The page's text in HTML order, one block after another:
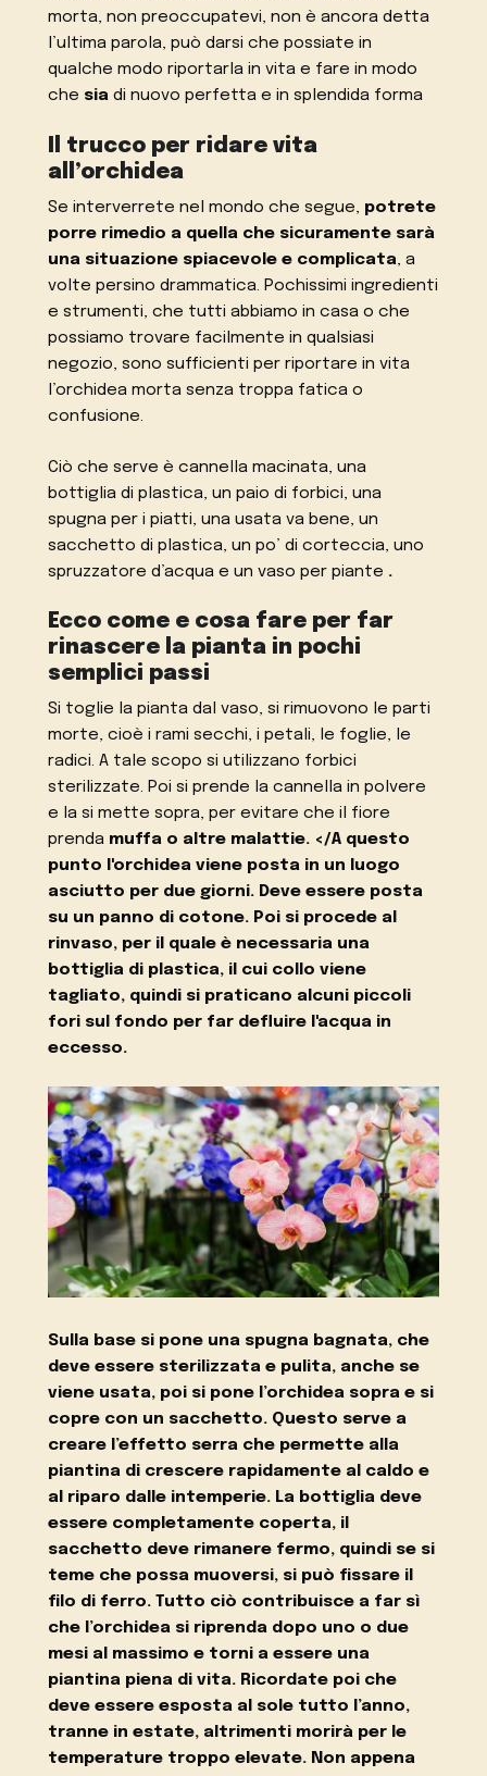
morta, non preoccupatevi, non è ancora detta
l’ultima parola, può darsi che possiate in
qualche modo riportarla in vita e fare in modo
che sia di nuovo perfetta e in splendida forma
Il trucco per ridare vita
all’orchidea
Se interverrete nel mondo che segue, potrete
porre rimedio a quella che sicuramente sarà
una situazione spiacevole e complicata, a
volte persino drammatica. Pochissimi ingredienti
e strumenti, che tutti abbiamo in casa o che
possiamo trovare facilmente in qualsiasi
negozio, sono sufficienti per riportare in vita
l’orchidea morta senza troppa fatica o
confusione.
Ciò che serve è cannella macinata, una
bottiglia di plastica, un paio di forbici, una
spugna per i piatti, una usata va bene, un
sacchetto di plastica, un po’ di corteccia, uno
spruzzatore d’acqua e un vaso per piante .
Ecco come e cosa fare per far
rinascere la pianta in pochi
semplici passi
Si toglie la pianta dal vaso, si rimuovono le parti
morte, cioè i rami secchi, i petali, le foglie, le
radici. A tale scopo si utilizzano forbici
sterilizzate. Poi si prende la cannella in polvere
e la si mette sopra, per evitare che il fiore
prenda muffa o altre malattie. </A questo
punto l'orchidea viene posta in un luogo
asciutto per due giorni. Deve essere posta
su un panno di cotone. Poi si procede al
rinvaso, per il quale è necessaria una
bottiglia di plastica, il cui collo viene
tagliato, quindi si praticano alcuni piccoli
fori sul fondo per far defluire l'acqua in
eccesso.
Sulla base si pone una spugna bagnata, che
deve essere sterilizzata e pulita, anche se
viene usata, poi si pone l’orchidea sopra e si
copre con un sacchetto. Questo serve a
creare l’effetto serra che permette alla
piantina di crescere rapidamente al caldo e
al riparo dalle intemperie. La bottiglia deve
essere completamente coperta, il
sacchetto deve rimanere fermo, quindi se si
teme che possa muoversi, si può fissare il
filo di ferro. Tutto ciò contribuisce a far sì
che l’orchidea si riprenda dopo uno o due
mesi al massimo e torni a essere una
piantina piena di vita. Ricordate poi che
deve essere esposta al sole tutto l’anno,
tranne in estate, altrimenti morirà per le
temperature troppo elevate. Non appena